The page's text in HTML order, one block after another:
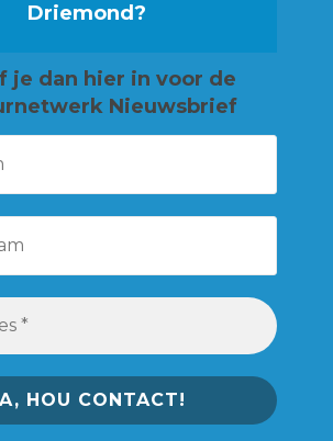
Driemond?
je dan hier in voor de
Nieuwsbrief